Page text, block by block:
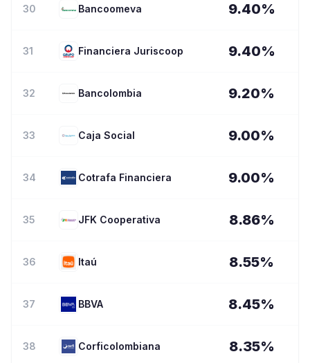
30 Bancoomeva 9.40%
31 Financiera Juriscoop 9.40%
32 Bancolombia 9.20%
33 Caja Social 9.00%
34 Cotrafa Financiera 9.00%
35 JFK Cooperativa 8.86%
36 Itaú 8.55%
37 BBVA 8.45%
38 Corficolombiana 8.35%